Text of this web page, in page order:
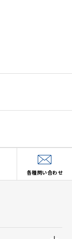
各種問い合わせ